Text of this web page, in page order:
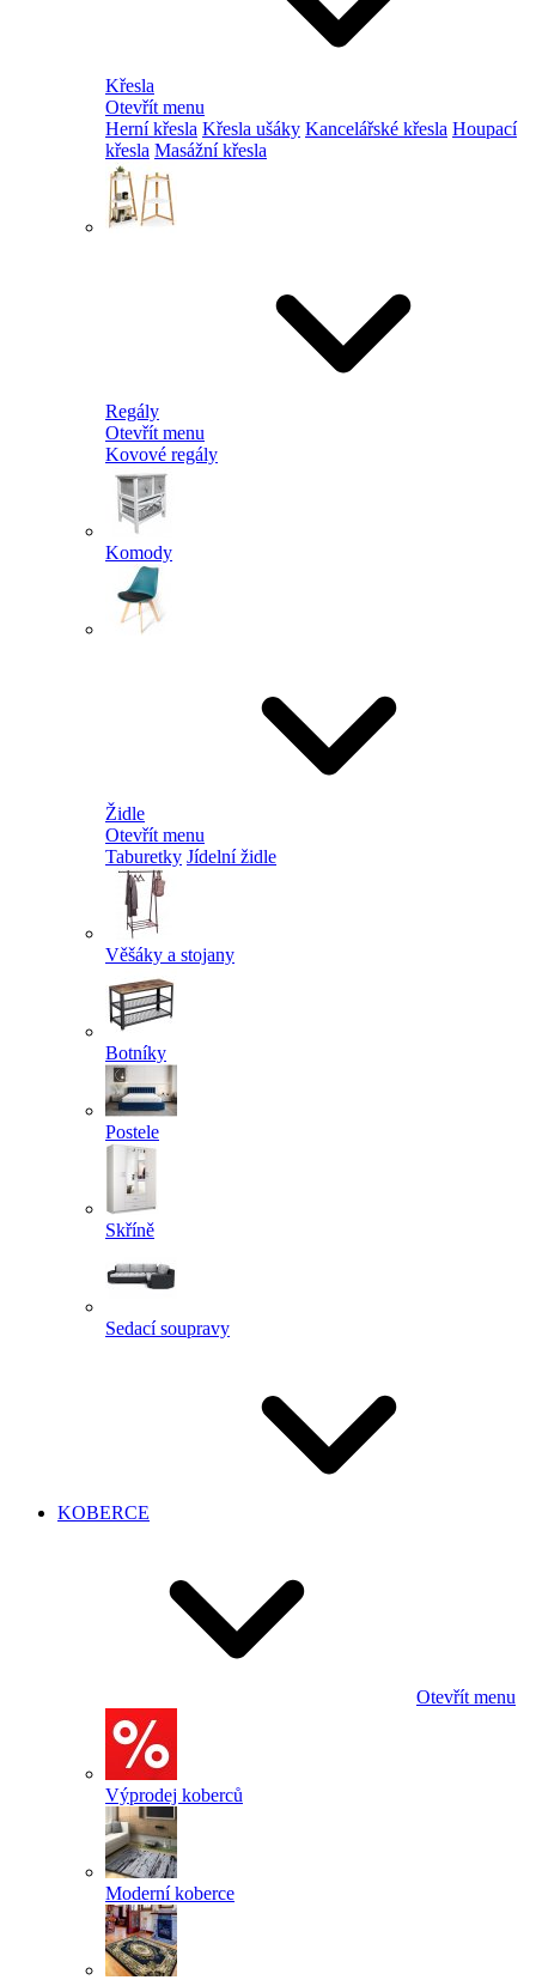
Křesla
Otevřít menu
Herní křesla Křesla ušáky Kancelářské křesla Houpací
křesla Masážní křesla
Regály
Otevřít menu
Kovové regály
Komody
Židle
Otevřít menu
Taburetky Jídelní židle
Věšáky a stojany
Botníky
Postele
Skříně
Sedací soupravy
KOBERCE
Otevřít menu
Výprodej koberců
Moderní koberce